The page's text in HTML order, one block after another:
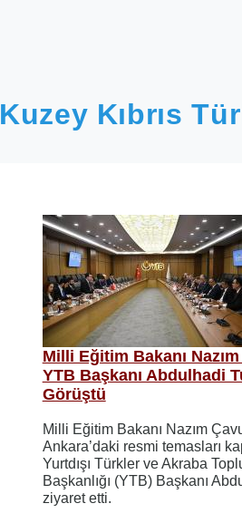
Kuzey Kıbrıs
Milli Eğitim Bakanı
YTB Başkanı Abdulhadi
Görüştü
Milli Eğitim Bakanı Nazım
Ankara’daki resmi temasları
Yurtdışı Türkler ve Akraba
Başkanlığı (YTB) Başkanı
ziyaret etti.